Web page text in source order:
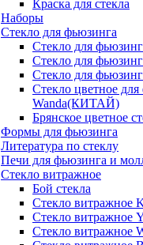
Краска для стекла
Наборы
Стекло для фьюзинга
Стекло для
Стекло для
Стекло для
Стекло цветное
Wanda(КИТАЙ)
Брянское цветное
Формы для фьюзинга
Литература по стеклу
Печи для фьюзинга и
Стекло витражное
Бой стекла
Стекло витражное
Стекло витражное
Стекло витражное